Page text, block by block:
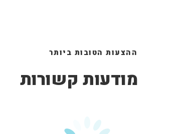
ההצעות הטובות ביותר
מודעות קשורות